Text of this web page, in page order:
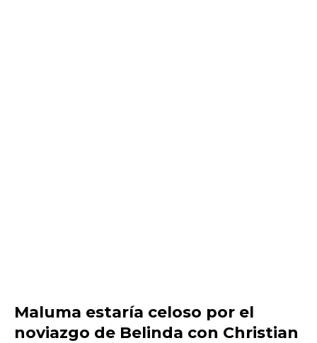
Maluma estaría celoso por el
noviazgo de Belinda con Christian